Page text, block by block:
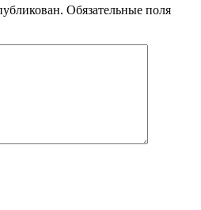
Обязательные поля